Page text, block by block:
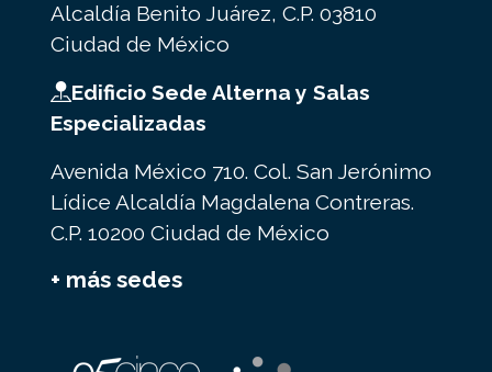
Alcaldía Benito Juárez, C.P. 03810
Ciudad de México
Edificio Sede Alterna y Salas
Especializadas
Avenida México 710. Col. San Jerónimo
Lídice Alcaldía Magdalena Contreras.
C.P. 10200 Ciudad de México
+ más sedes